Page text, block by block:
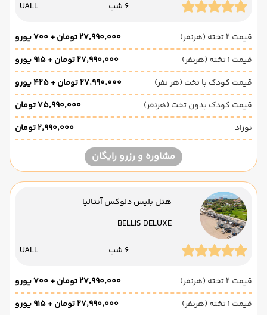
6 شب UALL
قیمت 2 تخته (هرنفر)
۲۷٬۹۹۰٬۰۰۰ تومان + ۷۰۰ یورو
قیمت 1 تخته (هرنفر)
۲۷٬۹۹۰٬۰۰۰ تومان + ۹۱۵ یورو
قیمت کودک با تخت (هر نفر)
۲۷٬۹۹۰٬۰۰۰ تومان + ۴۲۵ یورو
قیمت کودک بدون تخت (هرنفر)
۷۵٬۹۹۰٬۰۰۰ تومان
نوزاد
۲٬۹۹۰٬۰۰۰ تومان
مشاوره و رزرو رایگان
هتل بلیس دلوکس آنتالیا
BELLIS DELUXE
6 شب UALL
قیمت 2 تخته (هرنفر)
۲۷٬۹۹۰٬۰۰۰ تومان + ۷۰۰ یورو
قیمت 1 تخته (هرنفر)
۲۷٬۹۹۰٬۰۰۰ تومان + ۹۱۵ یورو